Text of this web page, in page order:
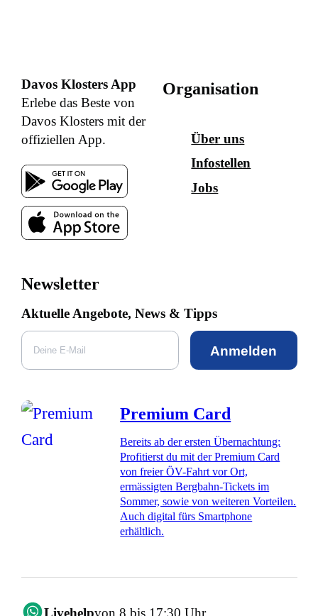
Davos Klosters App
Erlebe das Beste von
Davos Klosters mit der
offiziellen App.
Organisation
Über uns
Infostellen
Jobs
Newsletter
Aktuelle Angebote, News & Tipps
Anmelden
Premium Card
Bereits ab der ersten Übernachtung:
Profitierst du mit der Premium Card
von freier ÖV-Fahrt vor Ort,
ermässigten Bergbahn-Tickets im
Sommer, sowie von weiteren Vorteilen.
Auch digital fürs Smartphone
erhältlich.
Livehelpvon 8 bis 17:30 Uhr